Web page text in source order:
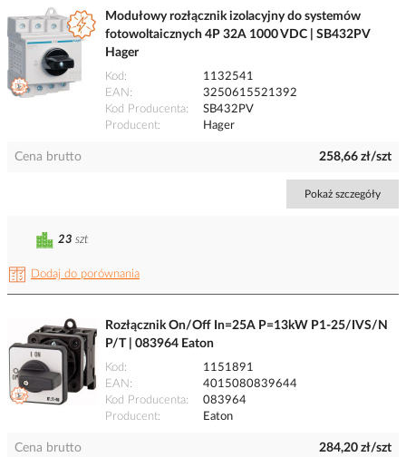
Modułowy rozłącznik izolacyjny do systemów
fotowoltaicznych 4P 32A 1000 VDC | SB432PV
Hager
Kod
1132541
EAN
3250615521392
Kod Producenta
SB432PV
Producent
Hager
Cena brutto 258,66 zł/szt
Pokaż szczegóły
Dodaj do porównania
23 szt
Rozłącznik On/Off In=25A P=13kW P1-25/IVS/N
P/T | 083964 Eaton
Kod
1151891
EAN
4015080839644
Kod Producenta
083964
Producent
Eaton
Cena brutto 284,20 zł/szt